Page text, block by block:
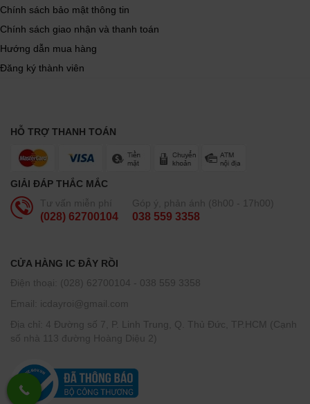
Chính sách bảo mật thông tin
Chính sách giao nhận và thanh toán
Hướng dẫn mua hàng
Đăng ký thành viên
HỖ TRỢ THANH TOÁN
GIẢI ĐÁP THẮC MẮC
Tư vấn miễn phí
(028) 62700104
Góp ý, phản ánh (8h00 - 17h00)
038 559 3358
CỬA HÀNG IC ĐÂY RỒI
Điện thoại: (028) 62700104 - 038 559 3358
Email: icdayroi@gmail.com
Địa chỉ: 4 Đường số 7, P. Linh Trung, Q. Thủ Đức, TP.HCM (Cạnh
số nhà 113 đường Hoàng Diệu 2)